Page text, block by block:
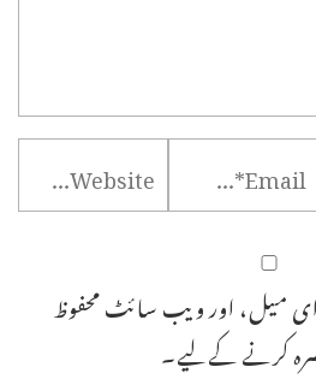
ای میل، اور ویب سائٹ محفوظ
کرنے کےلیے۔